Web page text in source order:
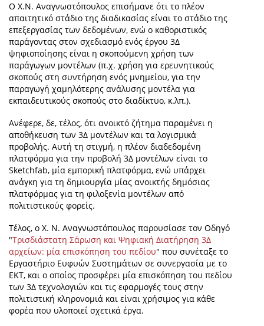
Ο Χ.Ν. Αναγνωστόπουλος επισήμανε ότι το πλέον
απαιτητικό στάδιο της διαδικασίας είναι το στάδιο της
επεξεργασίας των δεδομένων, ενώ ο καθοριστικός
παράγοντας στον σχεδιασμό ενός έργου 3Δ
ψηφιοποίησης είναι η σκοπούμενη χρήση των
παράγωγων μοντέλων (π.χ. χρήση για ερευνητικούς
σκοπούς στη συντήρηση ενός μνημείου, για την
παραγωγή χαμηλότερης ανάλυσης μοντέλα για
εκπαιδευτικούς σκοπούς στο διαδίκτυο, κ.λπ.).
Ανέφερε, δε, τέλος, ότι ανοικτό ζήτημα παραμένει η
αποθήκευση των 3Δ μοντέλων και τα λογισμικά
προβολής. Αυτή τη στιγμή, η πλέον διαδεδομένη
πλατφόρμα για την προβολή 3Δ μοντέλων είναι το
Sketchfab, μία εμπορική πλατφόρμα, ενώ υπάρχει
ανάγκη για τη δημιουργία μίας ανοικτής δημόσιας
πλατφόρμας για τη φιλοξενία μοντέλων από
πολιτιστικούς φορείς.
Τέλος, ο X. N. Αναγνωστόπουλος παρουσίασε τον Οδηγό
"Τρισδιάστατη Σάρωση και Ψηφιακή Διατήρηση 3Δ
αρχείων: μία επισκόπηση του πεδίου" που συνέταξε το
Εργαστήριο Ευφυών Συστημάτων σε συνεργασία με το
EKT, και ο οποίος προσφέρει μία επισκόπηση του πεδίου
των 3Δ τεχνολογιών και τις εφαρμογές τους στην
πολιτιστική κληρονομιά και είναι χρήσιμος για κάθε
φορέα που υλοποιεί σχετικά έργα.